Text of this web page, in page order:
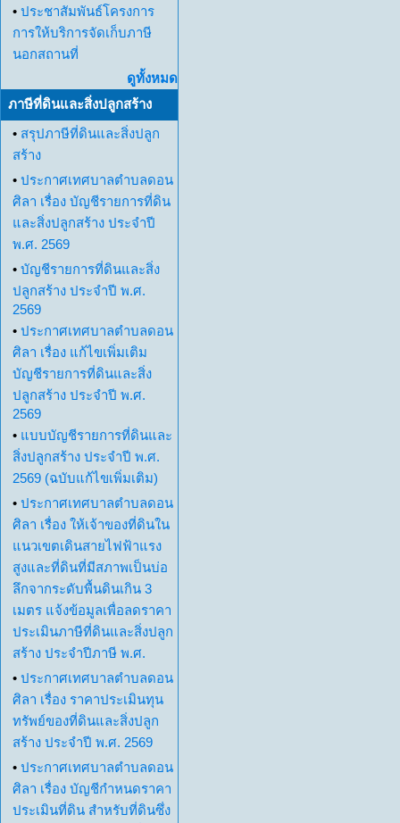
• ประชาสัมพันธ์โครงการ
การให้บริการจัดเก็บภาษี
นอกสถานที่
ดูทั้งหมด
ภาษีที่ดินและสิ่งปลูกสร้าง
• สรุปภาษีที่ดินและสิ่งปลูก
สร้าง
• ประกาศเทศบาลตำบลดอน
ศิลา เรื่อง บัญชีรายการที่ดิน
และสิ่งปลูกสร้าง ประจำปี
พ.ศ. 2569
• บัญชีรายการที่ดินและสิ่ง
ปลูกสร้าง ประจำปี พ.ศ.
2569
• ประกาศเทศบาลตำบลดอน
ศิลา เรื่อง แก้ไขเพิ่มเติม
บัญชีรายการที่ดินและสิ่ง
ปลูกสร้าง ประจำปี พ.ศ.
2569
• แบบบัญชีรายการที่ดินและ
สิ่งปลูกสร้าง ประจำปี พ.ศ.
2569 (ฉบับแก้ไขเพิ่มเติม)
• ประกาศเทศบาลตำบลดอน
ศิลา เรื่อง ให้เจ้าของที่ดินใน
แนวเขตเดินสายไฟฟ้าแรง
สูงและที่ดินที่มีสภาพเป็นบ่อ
ลึกจากระดับพื้นดินเกิน 3
เมตร แจ้งข้อมูลเพื่อลดราคา
ประเมินภาษีที่ดินและสิ่งปลูก
สร้าง ประจำปีภาษี พ.ศ.
• ประกาศเทศบาลตำบลดอน
ศิลา เรื่อง ราคาประเมินทุน
ทรัพย์ของที่ดินและสิ่งปลูก
สร้าง ประจำปี พ.ศ. 2569
• ประกาศเทศบาลตำบลดอน
ศิลา เรื่อง บัญชีกำหนดราคา
ประเมินที่ดิน สำหรับที่ดินซึ่ง